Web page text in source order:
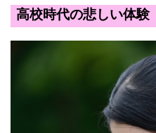
高校時代の悲しい体験